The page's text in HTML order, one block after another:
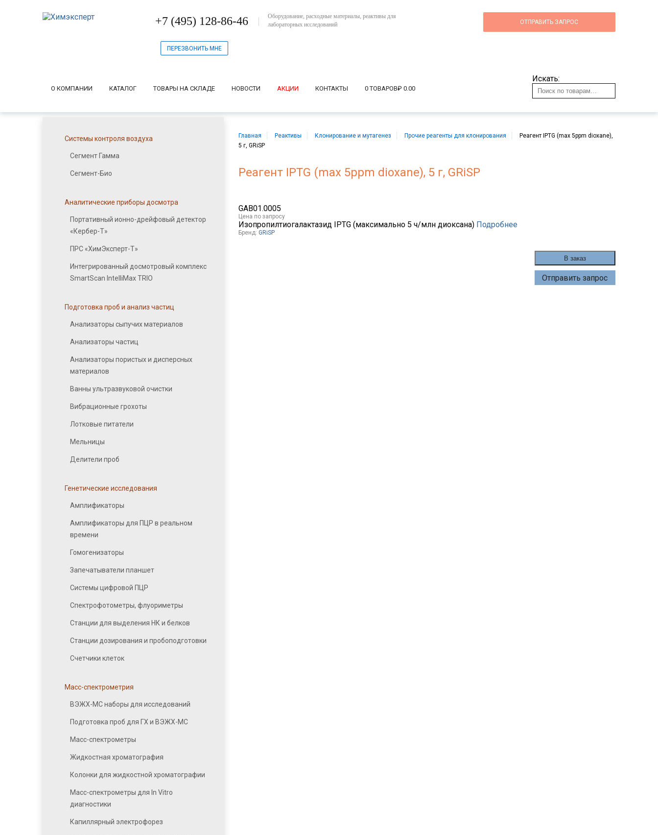
+7 (495) 128-86-46
ПЕРЕЗВОНИТЬ МНЕ
Оборудование, расходные материалы, реактивы для
лабораторных исследований
ОТПРАВИТЬ ЗАПРОС
О КОМПАНИИ КАТАЛОГ ТОВАРЫ НА СКЛАДЕ НОВОСТИ АКЦИИ КОНТАКТЫ 0 ТОВАРОВ₽ 0.00
Искать:
Системы контроля воздуха
Сегмент Гамма
Сегмент-Био
Аналитические приборы досмотра
Портативный ионно-дрейфовый детектор
«Кербер-Т»
ПРС «ХимЭксперт-Т»
Интегрированный досмотровый комплекс
SmartScan IntelliMax TRIO
Подготовка проб и анализ частиц
Анализаторы сыпучих материалов
Анализаторы частиц
Анализаторы пористых и дисперсных
материалов
Ванны ультразвуковой очистки
Вибрационные грохоты
Лотковые питатели
Мельницы
Делители проб
Генетические исследования
Амплификаторы
Амплификаторы для ПЦР в реальном
времени
Гомогенизаторы
Запечатыватели планшет
Системы цифровой ПЦР
Спектрофотометры, флуориметры
Станции для выделения НК и белков
Станции дозирования и пробоподготовки
Счетчики клеток
Масс-спектрометрия
ВЭЖХ-МС наборы для исследований
Подготовка проб для ГХ и ВЭЖХ-МС
Масс-спектрометры
Жидкостная хроматография
Колонки для жидкостной хроматографии
Масс-спектрометры для In Vitro
диагностики
Капиллярный электрофорез
Главная Реактивы Клонирование и мутагенез Прочие реагенты для клонирования
Реагент IPTG (max 5ppm dioxane),
5 г, GRiSP
Реагент IPTG (max 5ppm dioxane), 5 г, GRiSP
GAB01.0005
Цена по запросу
Изопропилтиогалактазид IPTG (максимально 5 ч/млн диоксана) Подробнее
Бренд: GRiSP
В заказ
Отправить запрос